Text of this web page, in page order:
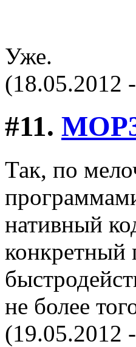
Уже.
(18.05.2012
#11.
Так, по
нативный
конкретный
не более
(19.05.2012